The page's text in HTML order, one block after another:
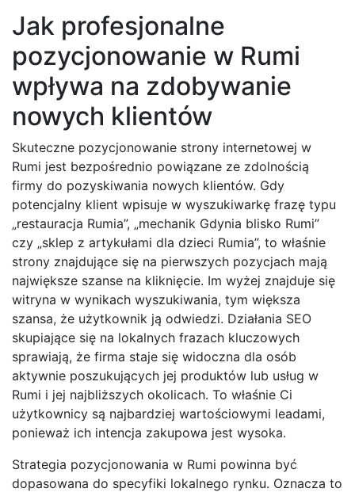
Jak profesjonalne
pozycjonowanie w Rumi
wpływa na zdobywanie
nowych klientów
Skuteczne pozycjonowanie strony internetowej w
Rumi jest bezpośrednio powiązane ze zdolnością
firmy do pozyskiwania nowych klientów. Gdy
potencjalny klient wpisuje w wyszukiwarkę frazę typu
„restauracja Rumia”, „mechanik Gdynia blisko Rumi”
czy „sklep z artykułami dla dzieci Rumia”, to właśnie
strony znajdujące się na pierwszych pozycjach mają
największe szanse na kliknięcie. Im wyżej znajduje się
witryna w wynikach wyszukiwania, tym większa
szansa, że użytkownik ją odwiedzi. Działania SEO
skupiające się na lokalnych frazach kluczowych
sprawiają, że firma staje się widoczna dla osób
aktywnie poszukujących jej produktów lub usług w
Rumi i jej najbliższych okolicach. To właśnie Ci
użytkownicy są najbardziej wartościowymi leadami,
ponieważ ich intencja zakupowa jest wysoka.
Strategia pozycjonowania w Rumi powinna być
dopasowana do specyfiki lokalnego rynku. Oznacza to